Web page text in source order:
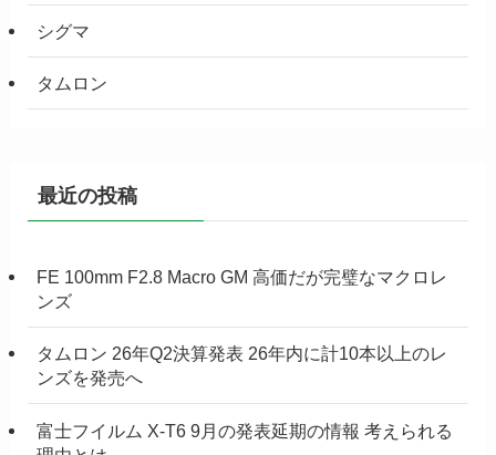
シグマ
タムロン
最近の投稿
FE 100mm F2.8 Macro GM 高価だが完璧なマクロレ
ンズ
タムロン 26年Q2決算発表 26年内に計10本以上のレ
ンズを発売へ
富士フイルム X-T6 9月の発表延期の情報 考えられる